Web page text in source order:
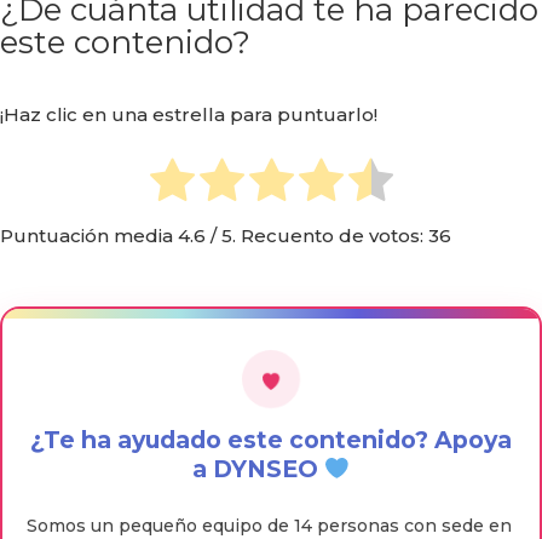
¿De cuánta utilidad te ha parecido
este contenido?
¡Haz clic en una estrella para puntuarlo!
Puntuación media 4.6 / 5. Recuento de votos: 36
¿Te ha ayudado este contenido? Apoya
a DYNSEO
Somos un pequeño equipo de 14 personas con sede en